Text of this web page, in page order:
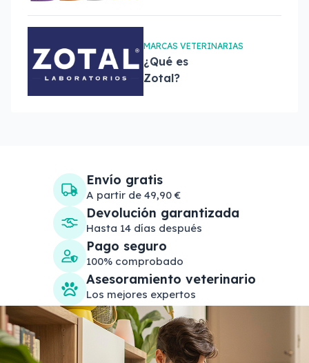
MARCAS VETERINARIAS
¿Qué es
Zotal?
Envío gratis
A partir de 49,90 €
Devolución garantizada
Hasta 14 días después
Pago seguro
100% comprobado
Asesoramiento veterinario
Los mejores expertos